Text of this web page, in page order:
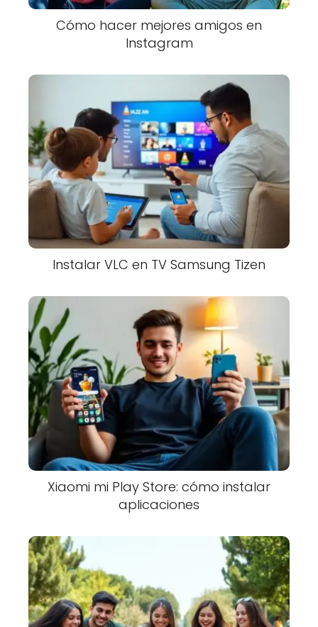
Cómo hacer mejores amigos en
Instagram
Instalar VLC en TV Samsung Tizen
Xiaomi mi Play Store: cómo instalar
aplicaciones